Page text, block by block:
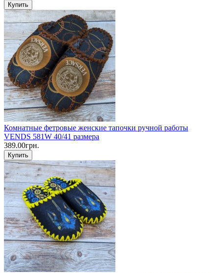
Купить
Комнатные фетровые женские тапочки ручной работы
VENDS 581W 40/41 размера
389.00грн.
Купить